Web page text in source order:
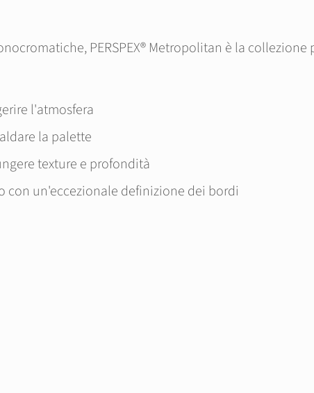
PERSPEX® Metropolitan è la
l'atmosfera
la palette
texture e profondità
con un'eccezionale definizione dei bordi